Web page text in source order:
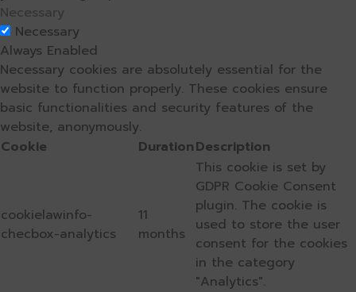
Necessary
Necessary
Always Enabled
Necessary cookies are absolutely essential for the
website to function properly. These cookies ensure
basic functionalities and security features of the
website, anonymously.
Cookie
DurationDescription
cookielawinfo-
checbox-analytics
11
months
This cookie is set by
GDPR Cookie Consent
plugin. The cookie is
used to store the user
consent for the cookies
in the category
"Analytics".